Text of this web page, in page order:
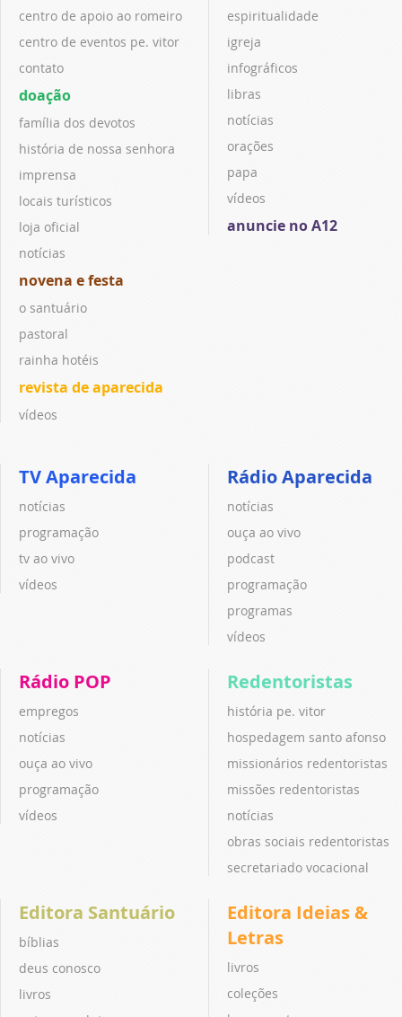
centro de apoio ao romeiro
centro de eventos pe. vitor
contato
doação
família dos devotos
história de nossa senhora
imprensa
locais turísticos
loja oficial
notícias
novena e festa
o santuário
pastoral
rainha hotéis
revista de aparecida
vídeos
espiritualidade
igreja
infográficos
libras
notícias
orações
papa
vídeos
anuncie no A12
TV Aparecida
notícias
programação
tv ao vivo
vídeos
Rádio Aparecida
notícias
ouça ao vivo
podcast
programação
programas
vídeos
Rádio POP
empregos
notícias
ouça ao vivo
programação
vídeos
Redentoristas
história pe. vitor
hospedagem santo afonso
missionários redentoristas
missões redentoristas
notícias
obras sociais redentoristas
secretariado vocacional
Editora Santuário
bíblias
deus conosco
livros
Editora Ideias &
Letras
livros
coleções